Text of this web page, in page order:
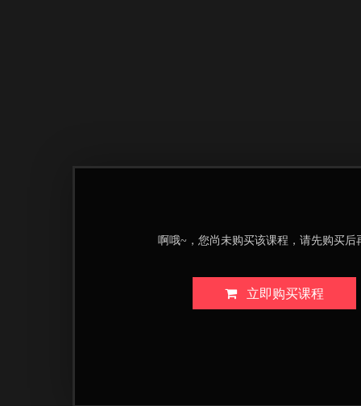
啊哦~，您尚未购买该课程，请先购买后
立即购买课程